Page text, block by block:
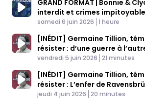
GRAND FORMAT | Bonnie &
interdit et crimes
Published At
samedi 6 juin 2026 Time
1 heure
[INÉDIT] Germaine Tillion,
résister : d’une guerre à
Published At
vendredi 5 juin 2026 Time
21 minutes
[INÉDIT] Germaine Tillion,
résister : L’enfer de
Published At
jeudi 4 juin 2026 Time
20 minutes